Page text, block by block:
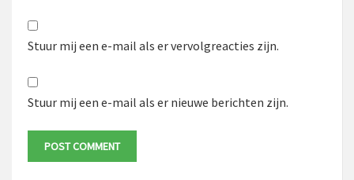
Stuur mij een e-mail als er vervolgreacties zijn.
Stuur mij een e-mail als er nieuwe berichten zijn.